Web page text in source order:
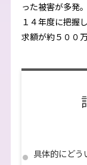
った被害が多発。
１４年度に把握
求額が約５００
具体的にど